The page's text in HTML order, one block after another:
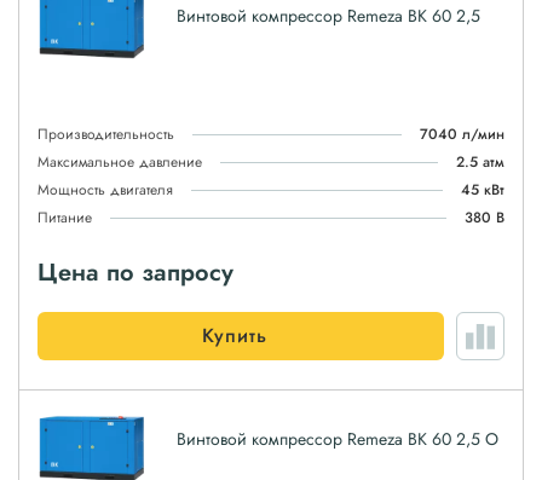
Винтовой компрессор Remeza ВК 60 2,5
Производительность
7040 л/мин
Максимальное давление
2.5 атм
Мощность двигателя
45 кВт
Питание
380 В
Цена по запросу
Купить
Винтовой компрессор Remeza ВК 60 2,5 О